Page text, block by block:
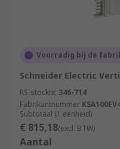
Voorradig bij de
Schneider Electric
RS-stocknr. 346-714
Fabrikantnummer
Subtotaal (1 eenheid)
€ 815,18(excl. BTW)
Aantal